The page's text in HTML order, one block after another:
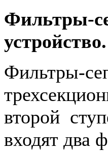
устройство.
Фильтры-
второй
входят два